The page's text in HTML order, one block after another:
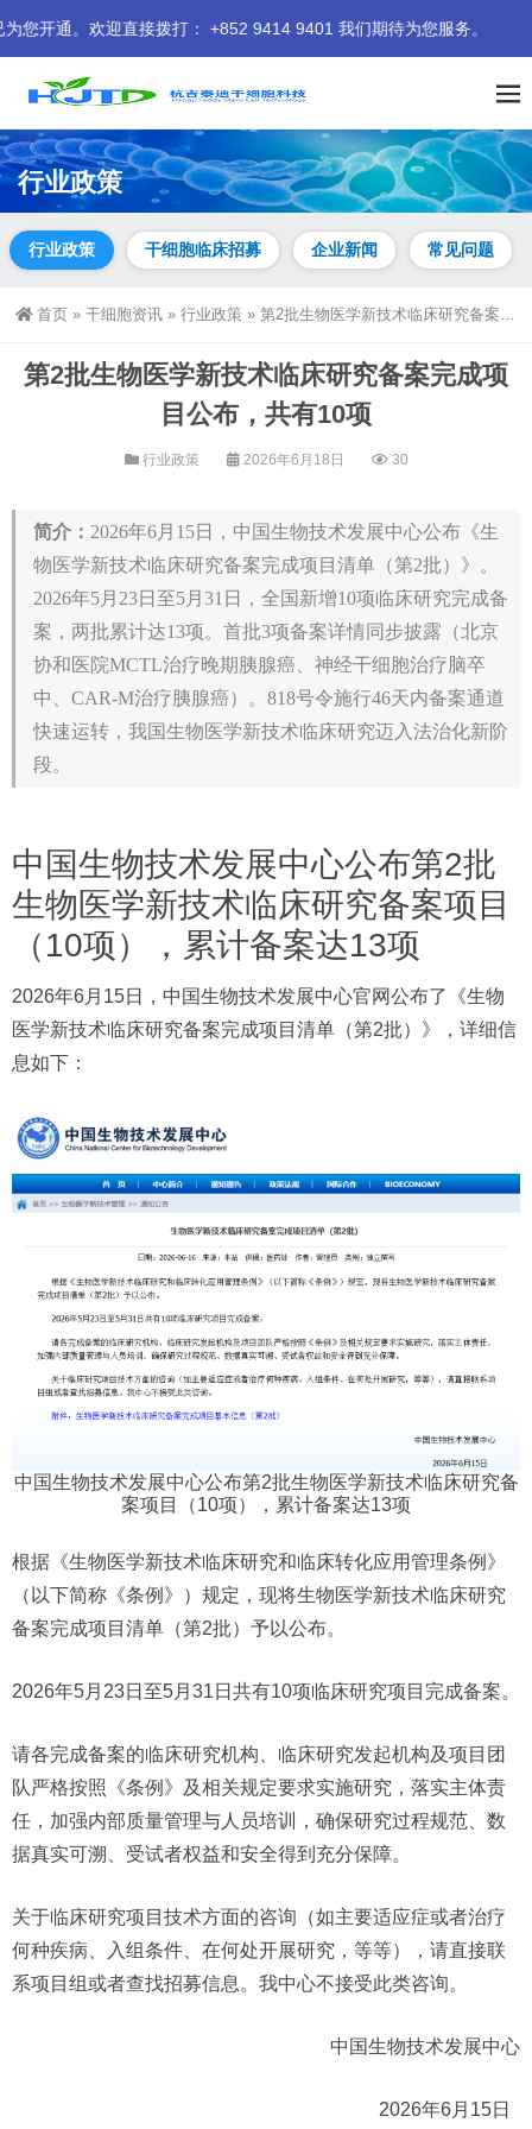
通。欢迎直接拨打： +852 9414 9401 我们期待为您服务。
行业政策
行业政策 干细胞临床招募 企业新闻 常见问题
首页 » 干细胞资讯 » 行业政策 » 第2批生物医学新技术临床研究备案完成项目公布，共有10项
第2批生物医学新技术临床研究备案完成项
目公布，共有10项
行业政策 2026年6月18日 30
简介： 2026年6月15日，中国生物技术发展中心公布《生
物医学新技术临床研究备案完成项目清单（第2批）》。
2026年5月23日至5月31日，全国新增10项临床研究完成备
案，两批累计达13项。首批3项备案详情同步披露（北京
协和医院MCTL治疗晚期胰腺癌、神经干细胞治疗脑卒
中、CAR-M治疗胰腺癌）。818号令施行46天内备案通道
快速运转，我国生物医学新技术临床研究迈入法治化新阶
段。
中国生物技术发展中心公布第2批
生物医学新技术临床研究备案项目
（10项），累计备案达13项
2026年6月15日，中国生物技术发展中心官网公布了《生物
医学新技术临床研究备案完成项目清单（第2批）》，详细信
息如下：
中国生物技术发展中心公布第2批生物医学新技术临床研究备
案项目（10项），累计备案达13项
根据《生物医学新技术临床研究和临床转化应用管理条例》
（以下简称《条例》）规定，现将生物医学新技术临床研究
备案完成项目清单（第2批）予以公布。
2026年5月23日至5月31日共有10项临床研究项目完成备案。
请各完成备案的临床研究机构、临床研究发起机构及项目团
队严格按照《条例》及相关规定要求实施研究，落实主体责
任，加强内部质量管理与人员培训，确保研究过程规范、数
据真实可溯、受试者权益和安全得到充分保障。
关于临床研究项目技术方面的咨询（如主要适应症或者治疗
何种疾病、入组条件、在何处开展研究，等等），请直接联
系项目组或者查找招募信息。我中心不接受此类咨询。
中国生物技术发展中心
2026年6月15日